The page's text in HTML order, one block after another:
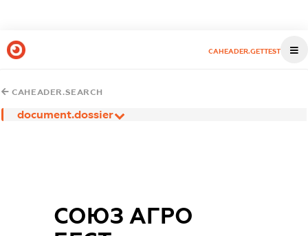
CAHEADER.GETTEST
CAHEADER.SEARCH
document.dossier
СОЮЗ АГРО